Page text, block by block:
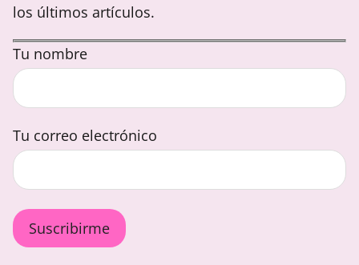
los últimos artículos.
Tu nombre
Tu correo electrónico